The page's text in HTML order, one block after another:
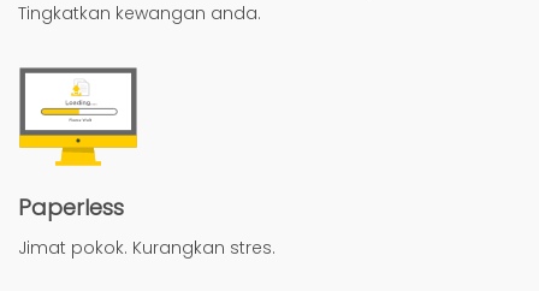
Tingkatkan kewangan anda.
Paperless
Jimat pokok. Kurangkan stres.